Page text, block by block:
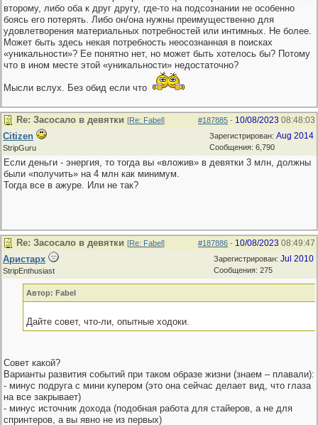
второму, либо оба к друг другу, где-то на подсознании не особенно
боясь его потерять. Либо он/она нужны преимущественно для
удовлетворения материальных потребностей или интимных. Не более.
Может быть здесь некая потребность неосознанная в поисках
«уникальности»? Ее понятно нет, но может быть хотелось бы? Потому
что в ином месте этой «уникальности» недостаточно?
Мысли вслух. Без обид если что
#187885 - 10/08/2023 08:48:03
Re: Засосало в девятки [Re: Fabel]
Зарегистрирован: Aug 2014
Сообщения: 6,790
Citizen
StripGuru
Если деньги - энергия, то тогда вы «вложив» в девятки 3 млн, должны
были «получить» на 4 млн как минимум.
Тогда все в ажуре. Или не так?
#187886 - 10/08/2023 08:49:47
Re: Засосало в девятки [Re: Fabel]
Зарегистрирован: Jul 2010
Сообщения: 275
Аристарх
StripEnthusiast
Автор: Fabel
Дайте совет, что-ли, опытные ходоки.
Совет какой?
Варианты развития событий при таком образе жизни (знаем – плавали):
- минус подруга с мини купером (это она сейчас делает вид, что глаза
на все закрывает)
- минус источник дохода (подобная работа для стайеров, а не для
спринтеров, а вы явно не из первых)